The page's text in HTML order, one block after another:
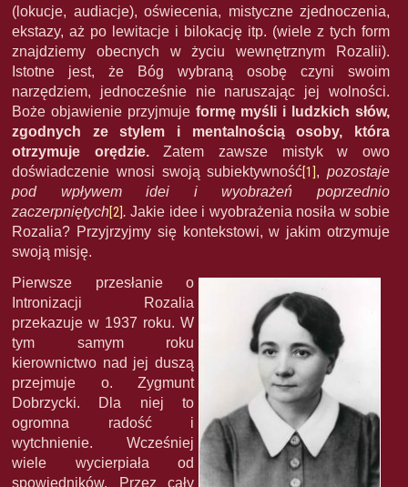
(lokucje, audiacje), oświecenia, mistyczne zjednoczenia,
ekstazy, aż po lewitacje i bilokację itp. (wiele z tych form
znajdziemy obecnych w życiu wewnętrznym Rozalii).
Istotne jest, że Bóg wybraną osobę czyni swoim
narzędziem, jednocześnie nie naruszając jej wolności.
Boże objawienie przyjmuje formę myśli i ludzkich słów,
zgodnych ze stylem i mentalnością osoby, która
otrzymuje orędzie.Zatem zawsze mistyk w owo
doświadczenie wnosi swoją subiektywność[1], pozostaje
pod wpływem idei i wyobrażeń poprzednio
zaczerpniętych[2].Jakie idee i wyobrażenia nosiła w sobie
Rozalia? Przyjrzyjmy się kontekstowi, w jakim otrzymuje
swoją misję.
Pierwsze przesłanie o
Intronizacji Rozalia
przekazuje w 1937 roku. W
tym samym roku
kierownictwo nad jej duszą
przejmuje o. Zygmunt
Dobrzycki. Dla niej to
ogromna radość i
wytchnienie. Wcześniej
wiele wycierpiała od
spowiedników. Przez cały